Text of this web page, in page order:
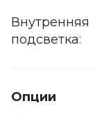
Внутренняя
подсветка:
Опции